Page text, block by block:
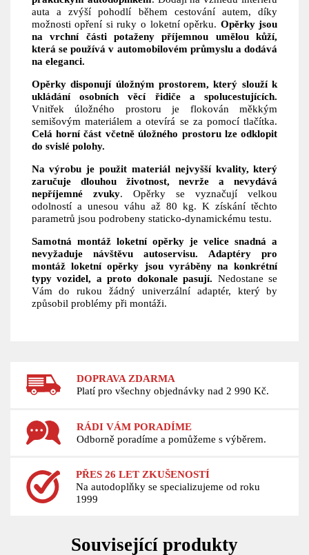
auta a zvýší pohodlí během cestování autem, díky
možnosti opření si ruky o loketní opěrku. Opěrky jsou
na vrchní části potaženy příjemnou umělou kůží,
která se používá v automobilovém průmyslu a dodává
na eleganci.
Opěrky disponují úložným prostorem, který slouží k
ukládání osobních věcí řidiče a spolucestujících.
Vnitřek úložného prostoru je flokován měkkým
semišovým materiálem a otevírá se za pomocí tlačítka.
Celá horní část včetně úložného prostoru lze odklopit
do svislé polohy.
Na výrobu je použit materiál nejvyšší kvality, který
zaručuje dlouhou životnost, nevrže a nevydává
nepříjemné zvuky. Opěrky se vyznačují velkou
odolností a unesou váhu až 80 kg. K získání těchto
parametrů jsou podrobeny staticko-dynamickému testu.
Samotná montáž loketní opěrky je velice snadná a
nevyžaduje návštěvu autoservisu.
Adaptéry pro
montáž loketní opěrky jsou vyráběny na konkrétní
typy vozidel, a proto dokonale pasují. Nedostane se
Vám do rukou žádný univerzální adaptér, který by
způsobil problémy při montáži.
DOPRAVA ZDARMA
Platí pro všechny objednávky nad 2 990 Kč.
RÁDI VÁM PORADÍME
Odborně poradíme a pomůžeme s výběrem.
PŘES 26 LET ZKUŠENOSTÍ
Na autodoplňky se specializujeme od roku
1999
Související produkty